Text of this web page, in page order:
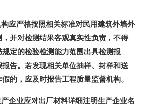
构应严格按照相关标准对民用建筑外墙外
并对检测结果客观真实性负责，不得
规定的检验检测能力范围出具检测报
告。若发现相关单位抽样、封样和送
的，应及时报告工程质量监督机构。
产企业应对出厂材料详细注明生产企业名